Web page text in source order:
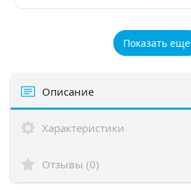
Показать еще
Описание
Характеристики
Отзывы (0)